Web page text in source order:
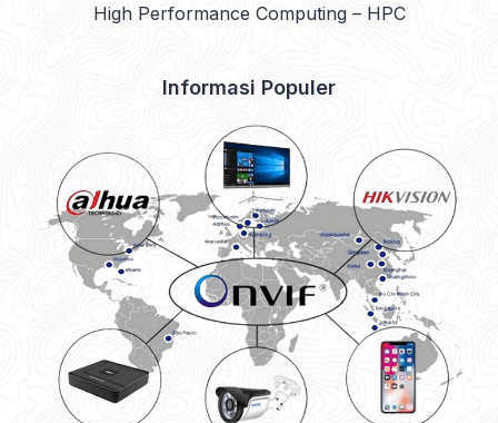
High Performance Computing – HPC
Informasi Populer